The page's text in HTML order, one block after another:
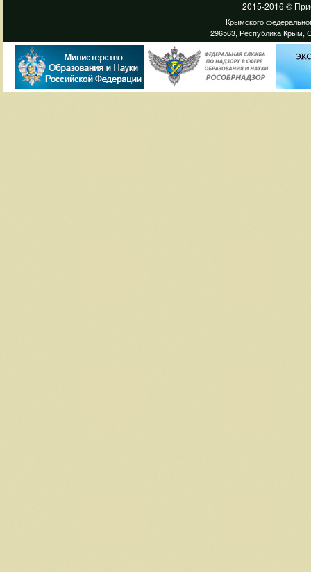
2015-2016 ©
Крымского
296563, Республика Крым,